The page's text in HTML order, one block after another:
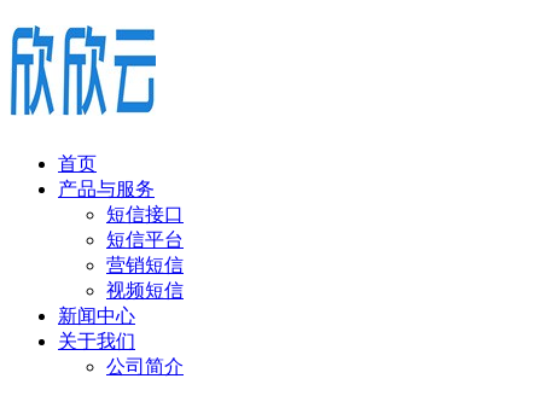
首页
产品与服务
短信接口
短信平台
营销短信
视频短信
新闻中心
关于我们
公司简介